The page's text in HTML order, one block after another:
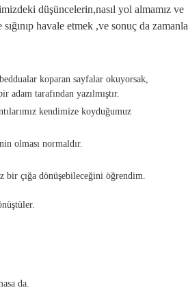
düşüncelerin,nasıl yol almamız ve
havale etmek ,ve sonuç da zamanla
koparan sayfalar okuyorsak,
adam tarafından yazılmıştır.
kendimize koyduğumuz
olması normaldır.
bir çığa dönüşebileceğini öğrendim.
da.